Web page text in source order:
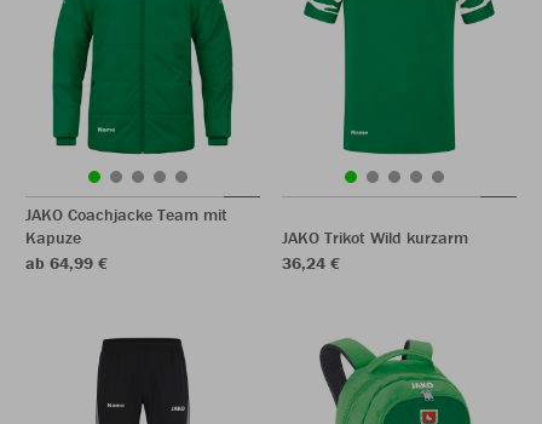
JAKO Coachjacke Team mit
Kapuze
ab 64,99 €
JAKO Trikot Wild kurzarm
36,24 €